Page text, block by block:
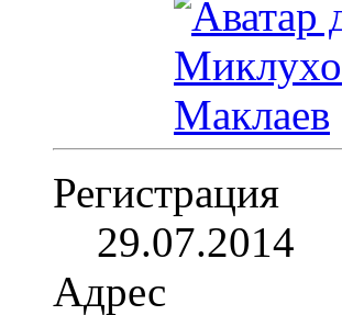
Регистрация
29.07.2014
Адрес